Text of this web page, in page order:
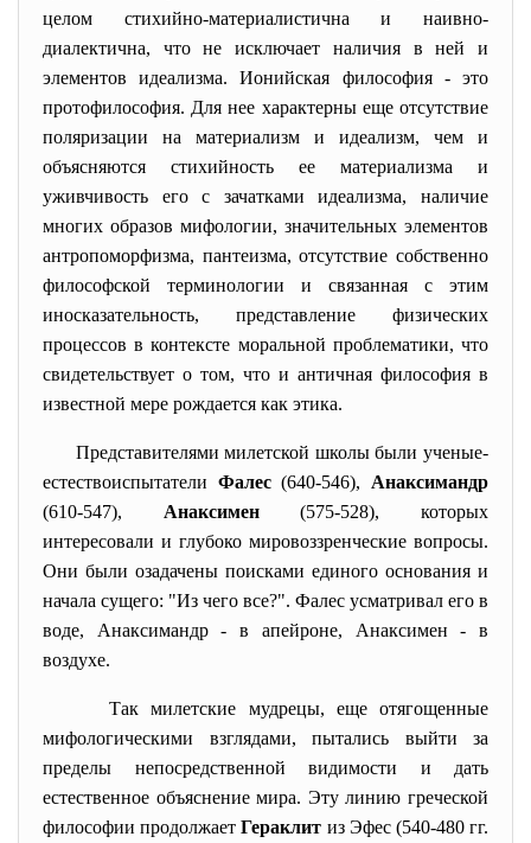
целом стихийно-материалистична и наивно-
диалектична, что не исключает наличия в ней и
элементов идеализма. Ионийская философия - это
протофилософия. Для нее характерны еще отсутствие
поляризации на материализм и идеализм, чем и
объясняются стихийность ее материализма и
уживчивость его с зачатками идеализма, наличие
многих образов мифологии, значительных элементов
антропоморфизма, пантеизма, отсутствие собственно
философской терминологии и связанная с этим
иносказательность, представление физических
процессов в контексте моральной проблематики, что
свидетельствует о том, что и античная философия в
известной мере рождается как этика.
Представителями милетской школы были ученые-
естествоиспытатели Фалес(640-546), Анаксимандр
(610-547), Анаксимен(575-528), которых
интересовали и глубоко мировоззренческие вопросы.
Они были озадачены поисками единого основания и
начала сущего: "Из чего все?". Фалес усматривал его в
воде, Анаксимандр - в апейроне, Анаксимен - в
воздухе.
Так милетские мудрецы, еще отягощенные
мифологическими взглядами, пытались выйти за
пределы непосредственной видимости и дать
естественное объяснение мира. Эту линию греческой
философии продолжаетГераклит из Эфес (540-480 гг.